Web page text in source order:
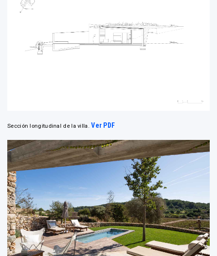
Sección longitudinal de la villa. Ver PDF